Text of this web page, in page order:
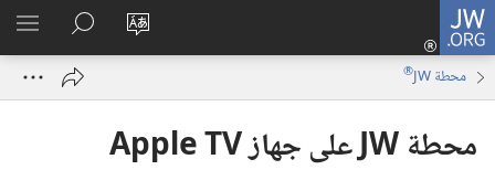
JW.ORG
تغيير
الموقع
تسجيل
الدخول
نافذة
جديدة)
البحث
في
JW.‎ORG
محطة JW ®
محطة JW على جهاز Apple TV